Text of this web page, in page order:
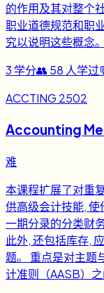
的作用及其对整个
职业道德规范和职
究以说明这些概念。
3 学分👥 58 人学过
ACCTING 2502
Accounting
难
本课程扩展了对重
供高级会计技能,
一期分录的分类财
此外, 还包括库存,
题。 重点是对主题
计准则（AASB）之